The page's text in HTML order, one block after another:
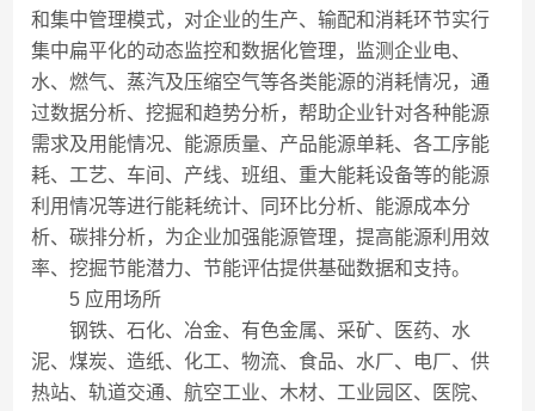
和集中管理模式，对企业的生产、输配和消耗环节实行
集中扁平化的动态监控和数据化管理，监测企业电、
水、燃气、蒸汽及压缩空气等各类能源的消耗情况，通
过数据分析、挖掘和趋势分析，帮助企业针对各种能源
需求及用能情况、能源质量、产品能源单耗、各工序能
耗、工艺、车间、产线、班组、重大能耗设备等的能源
利用情况等进行能耗统计、同环比分析、能源成本分
析、碳排分析，为企业加强能源管理，提高能源利用效
率、挖掘节能潜力、节能评估提供基础数据和支持。
5 应用场所
钢铁、石化、冶金、有色金属、采矿、医药、水
泥、煤炭、造纸、化工、物流、食品、水厂、电厂、供
热站、轨道交通、航空工业、木材、工业园区、医院、